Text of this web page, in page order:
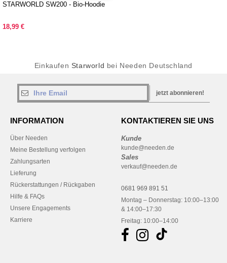
STARWORLD SW200 - Bio-Hoodie
18,99 €
Einkaufen Starworld bei Needen Deutschland
jetzt abonnieren!
INFORMATION
Über Needen
Meine Bestellung verfolgen
Zahlungsarten
Lieferung
Rückerstattungen / Rückgaben
Hilfe & FAQs
Unsere Engagements
Karriere
KONTAKTIEREN SIE UNS
Kunde
kunde@needen.de
Sales
verkauf@needen.de
0681 969 891 51
Montag – Donnerstag: 10:00–13:00
& 14:00–17:30
Freitag: 10:00–14:00